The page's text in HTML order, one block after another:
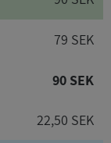
79 SEK
90 SEK
22,50 SEK